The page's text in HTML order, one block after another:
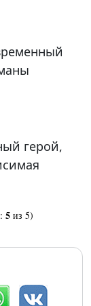
герой,
5 из 5)